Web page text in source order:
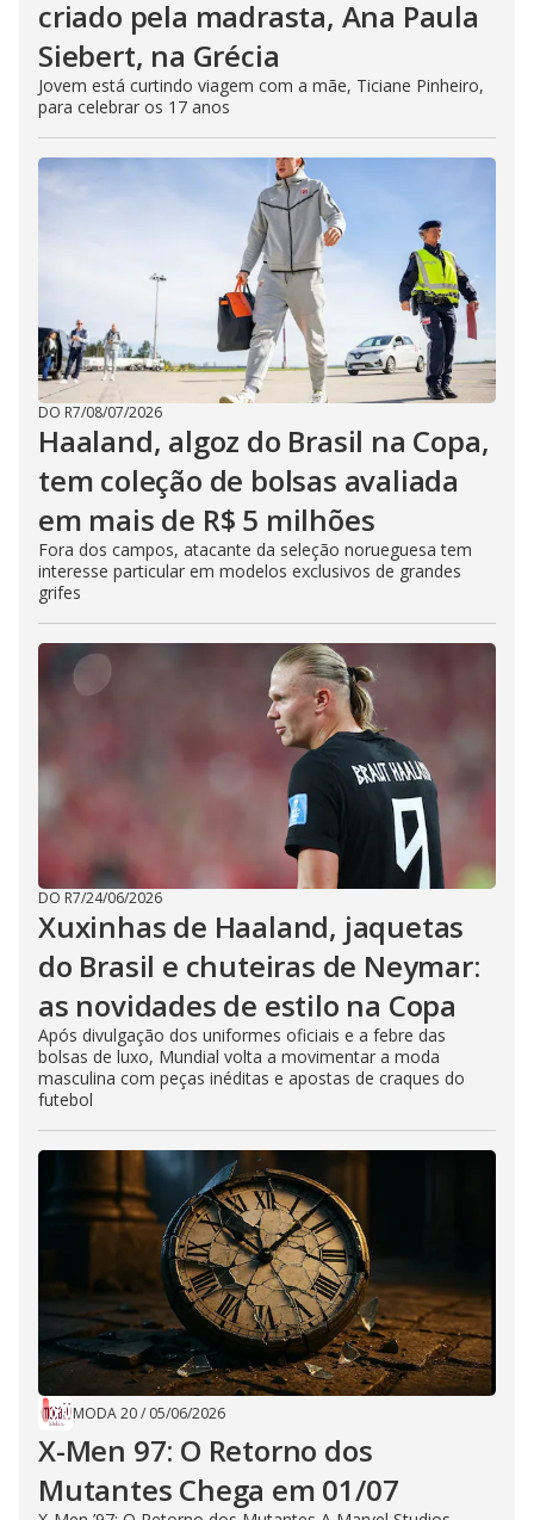
criado pela madrasta, Ana Paula
Siebert, na Grécia
Jovem está curtindo viagem com a mãe, Ticiane Pinheiro,
para celebrar os 17 anos
DO R7/08/07/2026
Haaland, algoz do Brasil na Copa,
tem coleção de bolsas avaliada
em mais de R$ 5 milhões
Fora dos campos, atacante da seleção norueguesa tem
interesse particular em modelos exclusivos de grandes
grifes
DO R7/24/06/2026
Xuxinhas de Haaland, jaquetas
do Brasil e chuteiras de Neymar:
as novidades de estilo na Copa
Após divulgação dos uniformes oficiais e a febre das
bolsas de luxo, Mundial volta a movimentar a moda
masculina com peças inéditas e apostas de craques do
futebol
MODA 20/ 05/06/2026
X-Men 97: O Retorno dos
Mutantes Chega em 01/07